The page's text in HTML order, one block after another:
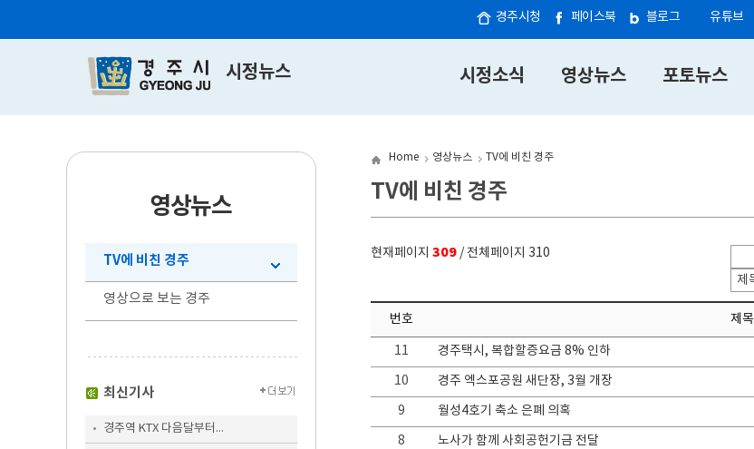
경주시청 페이스북 블로그 유튜브
시정뉴스 시정소식 영상뉴스 포토뉴스
영상뉴스
TV에 비친 경주
영상으로 보는 경주
최신기사
경주역 KTX 다음달부터...
Home 영상뉴스 TV에 비친 경주
TV에 비친 경주
현재페이지 309/ 전체페이지 310
번호 제목
11 경주택시, 복합할증요금 8% 인하
10 경주 엑스포공원 새단장, 3월 개장
9 월성4호기 축소 은폐 의혹
8 노사가 함께 사회공헌기금 전달